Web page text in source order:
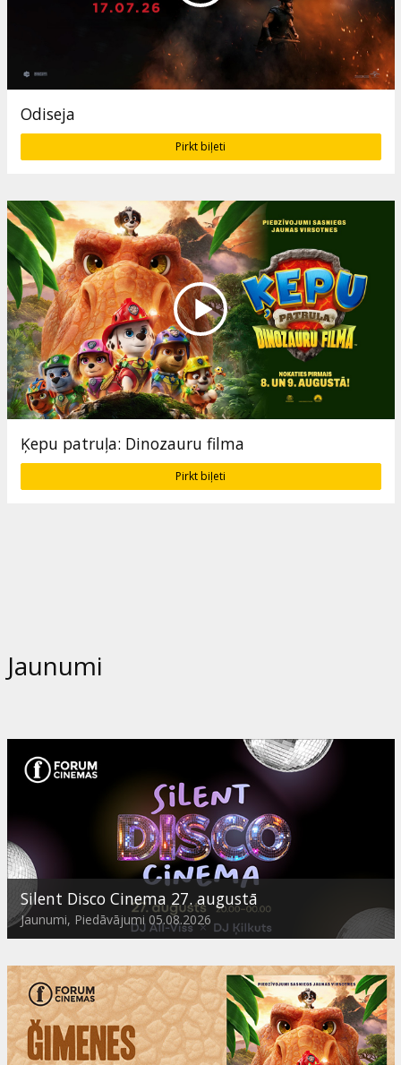
Odiseja
Pirkt biļeti
Ķepu patruļa: Dinozauru filma
Pirkt biļeti
Jaunumi
Silent Disco Cinema 27. augustā
Jaunumi, Piedāvājumi 05.08.2026